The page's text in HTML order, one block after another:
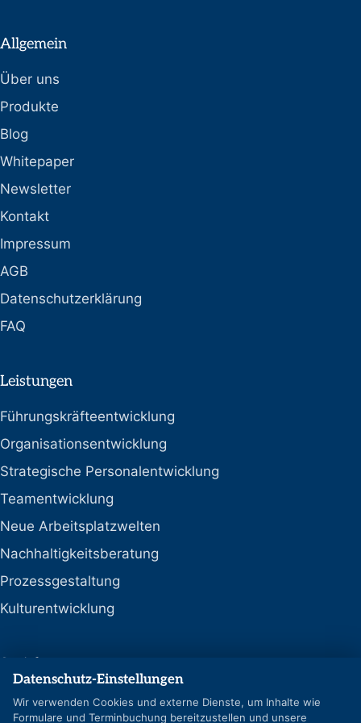
Allgemein
Über uns
Produkte
Blog
Whitepaper
Newsletter
Kontakt
Impressum
AGB
Datenschutzerklärung
FAQ
Leistungen
Führungskräfteentwicklung
Organisationsentwicklung
Strategische Personalentwicklung
Teamentwicklung
Neue Arbeitsplatzwelten
Nachhaltigkeitsberatung
Prozessgestaltung
Kulturentwicklung
Social
LinkedIn
Datenschutz-Einstellungen
Wir verwenden Cookies und externe Dienste, um Inhalte wie
Formulare und Terminbuchung bereitzustellen und unsere